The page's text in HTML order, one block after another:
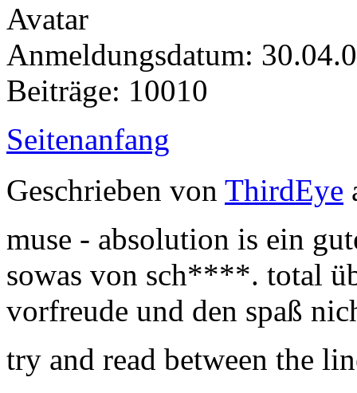
Anmeldungsdatum:
Beiträge: 10010
Seitenanfang
Geschrieben von ThirdEye
muse - absolution is ein
sowas von sch****. total
vorfreude und den spaß
try and read between the